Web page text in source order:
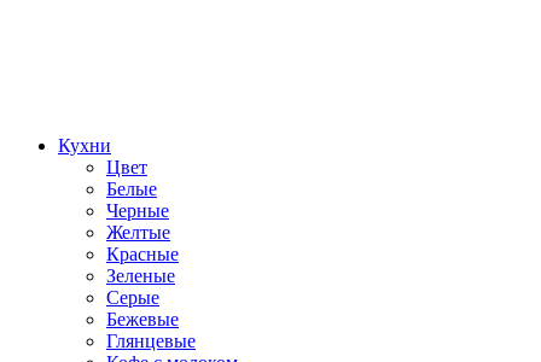
Кухни
Цвет
Белые
Черные
Желтые
Красные
Зеленые
Серые
Бежевые
Глянцевые